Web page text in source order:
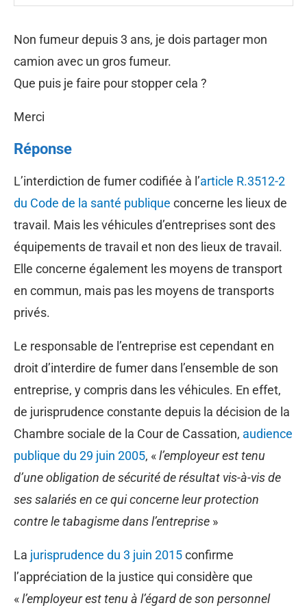
Non fumeur depuis 3 ans, je dois partager mon
camion avec un gros fumeur.
Que puis je faire pour stopper cela ?
Merci
Réponse
L’interdiction de fumer codifiée à l’article R.3512-2
du Code de la santé publique concerne les lieux de
travail. Mais les véhicules d’entreprises sont des
équipements de travail et non des lieux de travail.
Elle concerne également les moyens de transport
en commun, mais pas les moyens de transports
privés.
Le responsable de l’entreprise est cependant en
droit d’interdire de fumer dans l’ensemble de son
entreprise, y compris dans les véhicules. En effet,
de jurisprudence constante depuis la décision de la
Chambre sociale de la Cour de Cassation, audience
publique du 29 juin 2005, «l’employeur est tenu
d’une obligation de sécurité de résultat vis-à-vis de
ses salariés en ce qui concerne leur protection
contre le tabagisme dans l’entreprise »
La jurisprudence du 3 juin 2015confirme
l’appréciation de la justice qui considère que
«l’employeur est tenu à l’égard de son personnel